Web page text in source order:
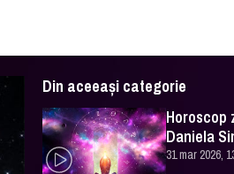
Din aceeași categorie
Horoscop
Daniela
ne-au
31 mar 2026,